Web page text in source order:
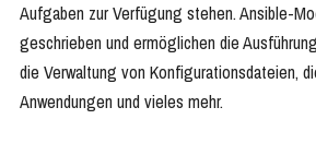
Aufgaben zur Verfügung stehen. Ansible-
geschrieben und ermöglichen die
die Verwaltung von Konfigurationsdateien,
Anwendungen und vieles mehr.